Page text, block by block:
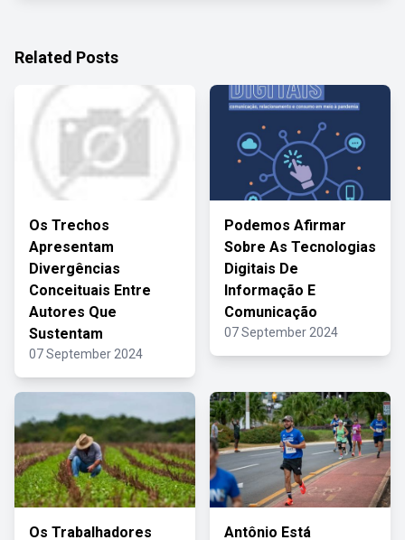
Related Posts
Os Trechos
Apresentam
Divergências
Conceituais Entre
Autores Que
Sustentam
07 September 2024
Podemos Afirmar
Sobre As Tecnologias
Digitais De
Informação E
Comunicação
07 September 2024
Os Trabalhadores Antônio Está